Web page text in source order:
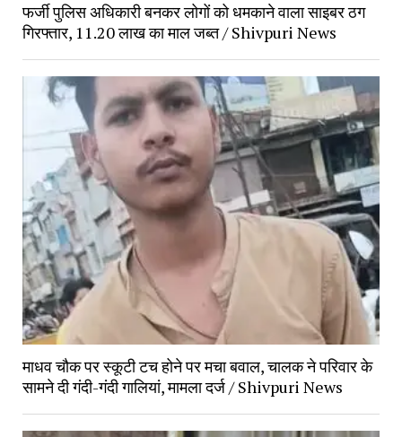
फर्जी पुलिस अधिकारी बनकर लोगों को धमकाने वाला साइबर ठग
गिरफ्तार, 11.20 लाख का माल जब्त / Shivpuri News
माधव चौक पर स्कूटी टच होने पर मचा बवाल, चालक ने परिवार के
सामने दी गंदी-गंदी गालियां, मामला दर्ज / Shivpuri News